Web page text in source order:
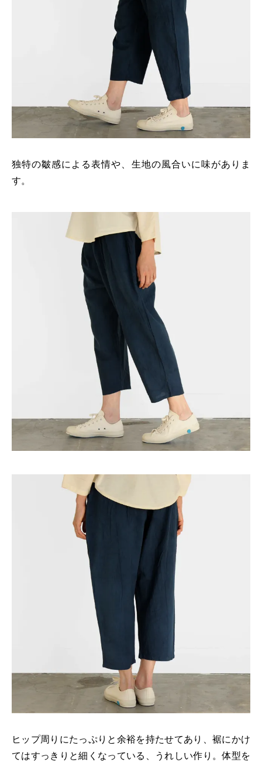
独特の皺感による表情や、生地の風合いに味がありま
す。
ヒップ周りにたっぷりと余裕を持たせてあり、裾にかけ
てはすっきりと細くなっている、うれしい作り。体型を